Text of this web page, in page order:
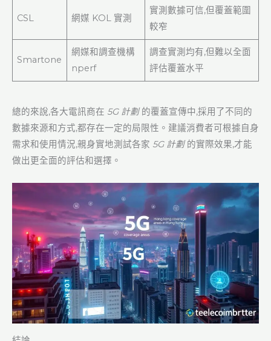
CSL 網媒 KOL 實測
實測數據可信,但覆蓋範圍
較窄
Smartone
網媒和調查機構
nperf
調查實測均有,但難以全面
評估覆蓋水平
總的來說,各大電訊商在 5G 計劃的覆蓋宣傳中,採用了不同的
數據來源和方式,都存在一定的局限性。建議消費者可根據自身
需求和使用情況,親身實地測試各家 5G 計劃的實際效果,才能
做出更全面的評估和選擇。